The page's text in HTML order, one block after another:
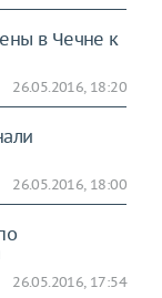
в Чечне к
26.05.2016, 18:20
26.05.2016, 18:00
26.05.2016, 17:54